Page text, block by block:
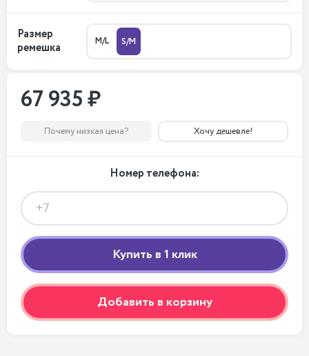
Размер
ремешка
M/L S/M
67 935 ₽
Почему низкая цена? Хочу дешевле!
Номер телефона:
Добавить в корзину